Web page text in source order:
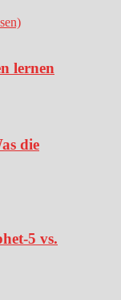
lernen
die
5 vs.